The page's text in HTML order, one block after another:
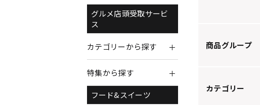
グルメ店頭受取サービ
ス
カテゴリーから探す
特集から探す
フード&スイーツ
商品グループ
カテゴリー